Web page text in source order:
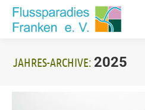
JAHRES-ARCHIVE: 2025
Sie befinden sich hier: